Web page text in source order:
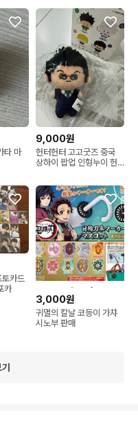
타 마
9,000원
헌터헌터 고고굿즈 중국
상하이 팝업 인형누이 헌
토카드
카
3,000원
귀멸의 칼날 코등이 가챠
시노부 판매